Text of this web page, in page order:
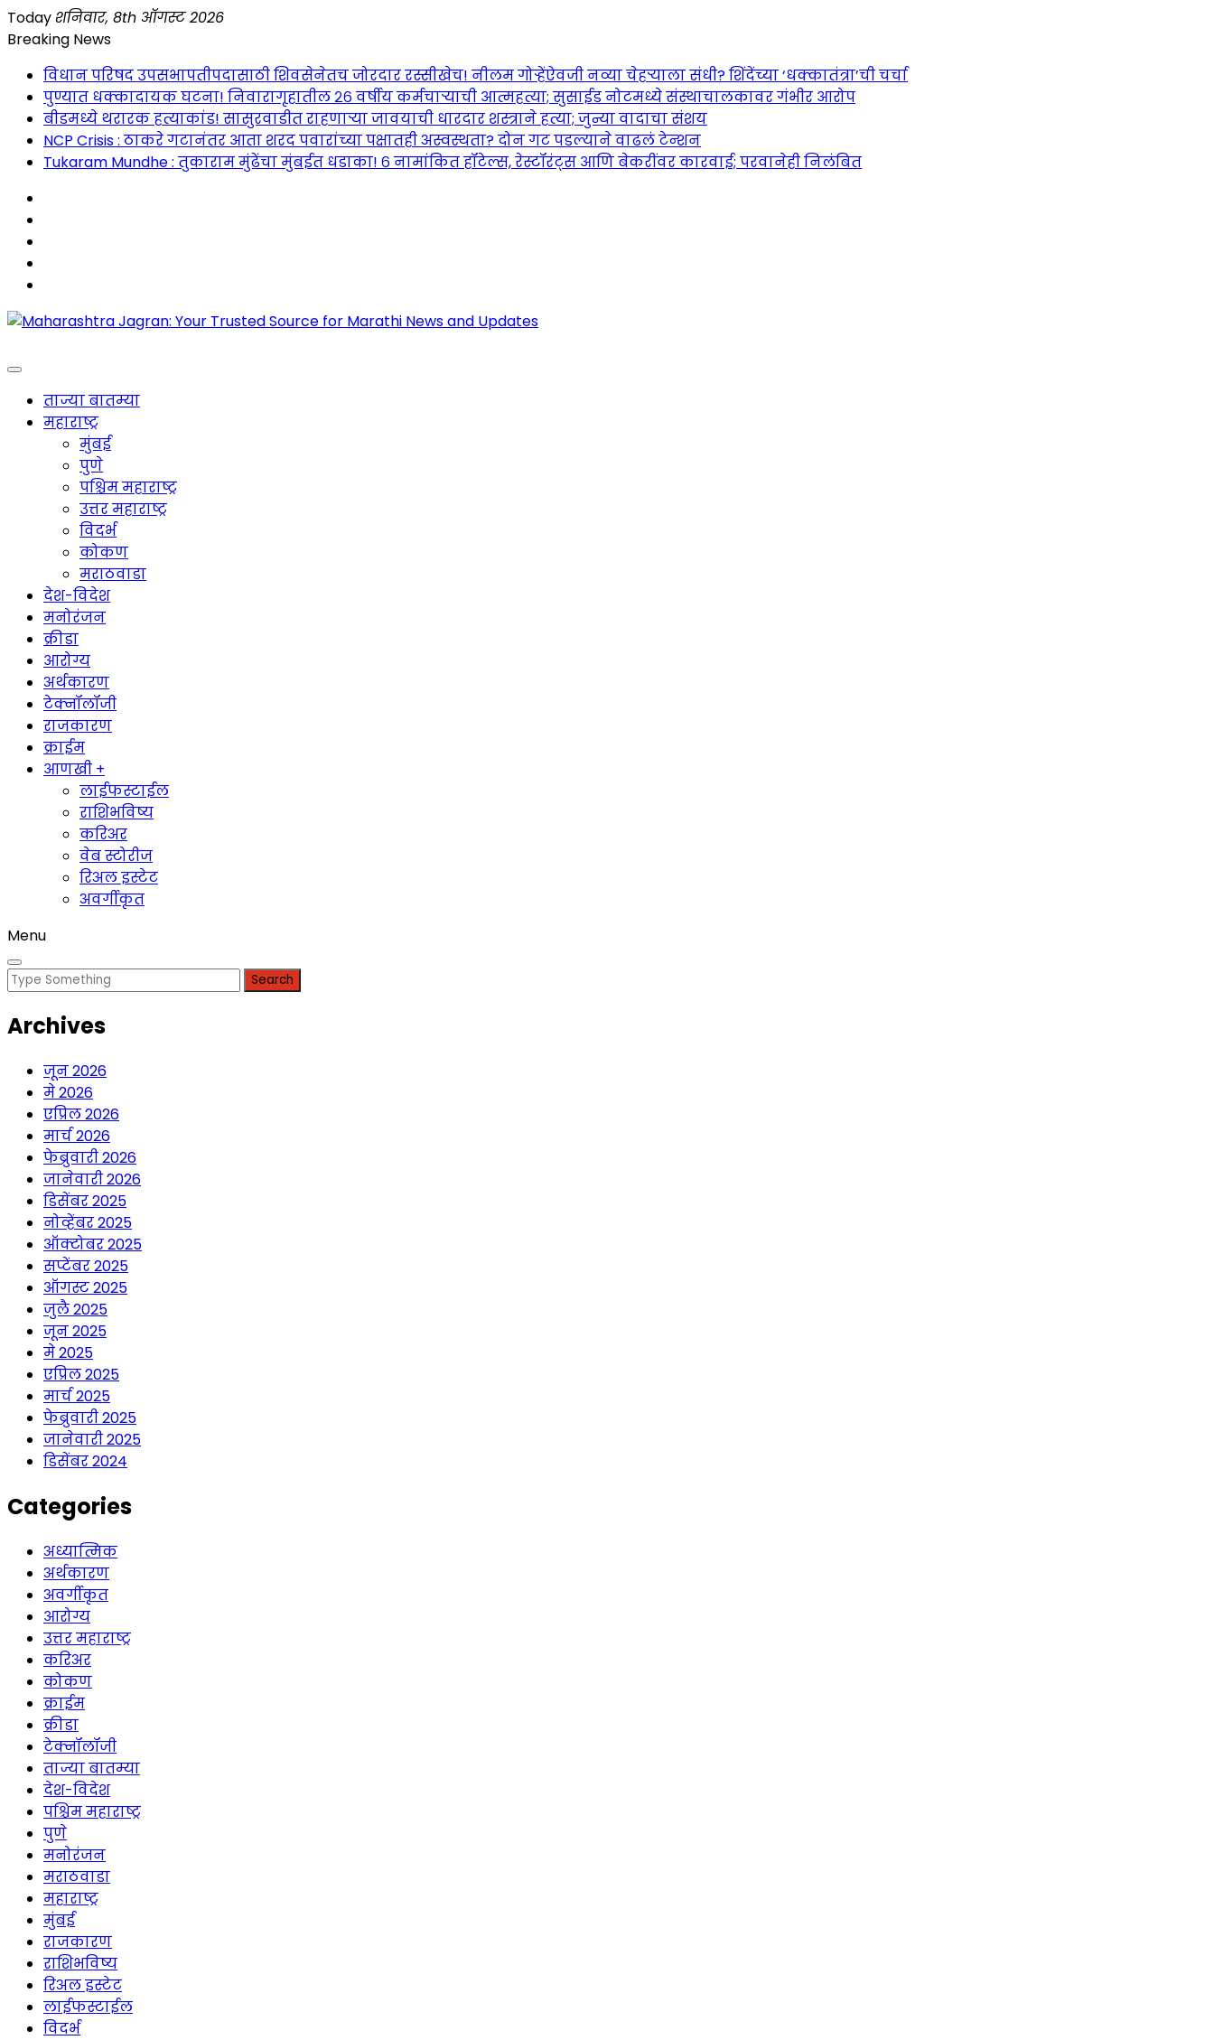
Skip
to
Today शनिवार, 8th ऑगस्ट 2026
Breaking News
विधान परिषद उपसभापतीपदासाठी शिवसेनेतच जोरदार रस्सीखेच! नीलम गोऱ्हेंऐवजी नव्या चेहऱ्याला संधी? शिंदेंच्या ‘धक्कातंत्रा’ची चर्चा
पुण्यात धक्कादायक घटना! निवारागृहातील २६ वर्षीय कर्मचाऱ्याची आत्महत्या; सुसाईड नोटमध्ये संस्थाचालकावर गंभीर आरोप
बीडमध्ये थरारक हत्याकांड! सासुरवाडीत राहणाऱ्या जावयाची धारदार शस्त्राने हत्या; जुन्या वादाचा संशय
NCP Crisis : ठाकरे गटानंतर आता शरद पवारांच्या पक्षातही अस्वस्थता? दोन गट पडल्याने वाढलं टेन्शन
Tukaram Mundhe : तुकाराम मुंढेंचा मुंबईत धडाका! ६ नामांकित हॉटेल्स, रेस्टॉरंट्स आणि बेकरींवर कारवाई; परवानेही निलंबित
Maharashtra Jagran : Your Trusted Companion for the Latest News
ताज्या बातम्या
महाराष्ट्र
मुंबई
पुणे
पश्चिम महाराष्ट्र
उत्तर महाराष्ट्र
विदर्भ
कोकण
मराठवाडा
देश-विदेश
मनोरंजन
क्रीडा
आरोग्य
अर्थकारण
टेक्नॉलॉजी
राजकारण
क्राईम
आणखी +
लाईफस्टाईल
राशिभविष्य
करिअर
वेब स्टोरीज
रिअल इस्टेट
अवर्गीकृत
Menu
Search
Archives
जून 2026
मे 2026
एप्रिल 2026
मार्च 2026
फेब्रुवारी 2026
जानेवारी 2026
डिसेंबर 2025
नोव्हेंबर 2025
ऑक्टोबर 2025
सप्टेंबर 2025
ऑगस्ट 2025
जुलै 2025
जून 2025
मे 2025
एप्रिल 2025
मार्च 2025
फेब्रुवारी 2025
जानेवारी 2025
डिसेंबर 2024
Categories
अध्यात्मिक
अर्थकारण
अवर्गीकृत
आरोग्य
उत्तर महाराष्ट्र
करिअर
कोकण
क्राईम
क्रीडा
टेक्नॉलॉजी
ताज्या बातम्या
देश-विदेश
पश्चिम महाराष्ट्र
पुणे
मनोरंजन
मराठवाडा
महाराष्ट्र
मुंबई
राजकारण
राशिभविष्य
रिअल इस्टेट
लाईफस्टाईल
विदर्भ